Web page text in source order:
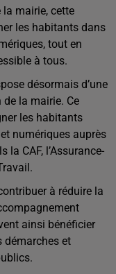
la mairie, cette
les habitants dans
tout en
à tous.
désormais d’une
de la mairie. Ce
les habitants
numériques auprès
CAF, l’Assurance-
à réduire la
ainsi bénéficier
démarches et